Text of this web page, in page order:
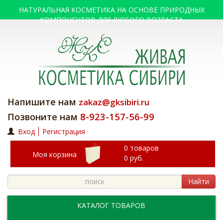
НАТУРАЛЬНАЯ КОСМЕТИКА НА ОСНОВЕ ПРИРОДНЫХ
КОМПОНЕНТОВ ДЛЯ ЛЮБОГО ВОЗРАСТА
Напишите нам zakaz@gksibiri.ru
Позвоните нам 8-923-157-56-99
Вход Регистрация
Моя корзина
0 товаров
0 руб.
Найти
КАТАЛОГ ТОВАРОВ